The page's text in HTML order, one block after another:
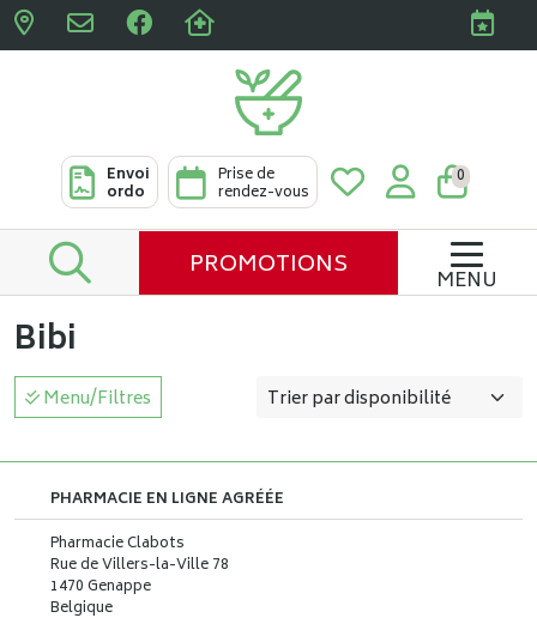
Pharmacies Clabots &
Envoi
ordo
Prise de
rendez-vous
0
PROMOTIONS MENU
Bibi
Menu/Filtres
PHARMACIE EN LIGNE AGRÉÉE
Pharmacie Clabots
Rue de Villers-la-Ville 78
1470 Genappe
Belgique